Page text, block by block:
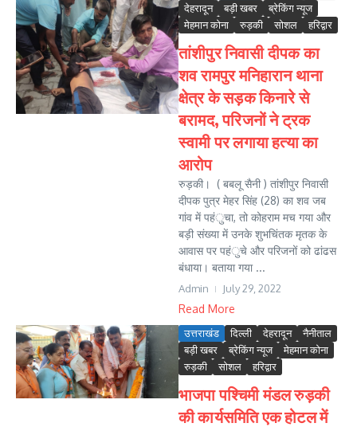
देहरादून
बड़ी खबर
ब्रेकिंग न्यूज
मेहमान कोना
रुड़की सोशल हरिद्वार
तांशीपुर निवासी दीपक का
शव रामपुर मनिहारान थाना
क्षेत्र के सड़क किनारे से
बरामद, परिजनों ने ट्रक
स्वामी पर लगाया हत्या का
आरोप
रुड़की। ( बबलू सैनी ) तांशीपुर निवासी
दीपक पुत्र मेहर सिंह (28) का शव जब
गांव में पहंुचा, तो कोहराम मच गया और
बड़ी संख्या में उनके शुभचिंतक मृतक के
आवास पर पहंुचे और परिजनों को ढांढस
बंधाया। बताया गया ...
Admin July 29, 2022
Read More
उत्तराखंड दिल्ली देहरादून
नैनीताल
बड़ी खबर
ब्रेकिंग न्यूज
मेहमान कोना
रुड़की
सोशल हरिद्वार
भाजपा पश्चिमी मंडल रुड़की
की कार्यसमिति एक होटल में